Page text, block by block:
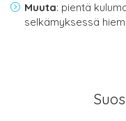
Muuta: pientä
selkämyksessä